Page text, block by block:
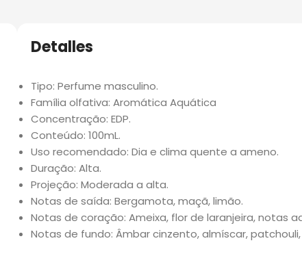
Detalles
Tipo: Perfume masculino.
Família olfativa: Aromática Aquática
Concentração: EDP.
Conteúdo: 100mL.
Uso recomendado: Dia e clima quente a ameno.
Duração: Alta.
Projeção: Moderada a alta.
Notas de saída: Bergamota, maçã, limão.
Notas de coração: Ameixa, flor de laranjeira, notas
Notas de fundo: Âmbar cinzento, almíscar,